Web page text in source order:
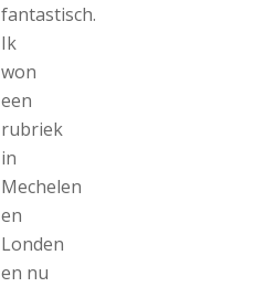
fantastisch.
Ik
won
een
rubriek
in
Mechelen
en
Londen
en nu